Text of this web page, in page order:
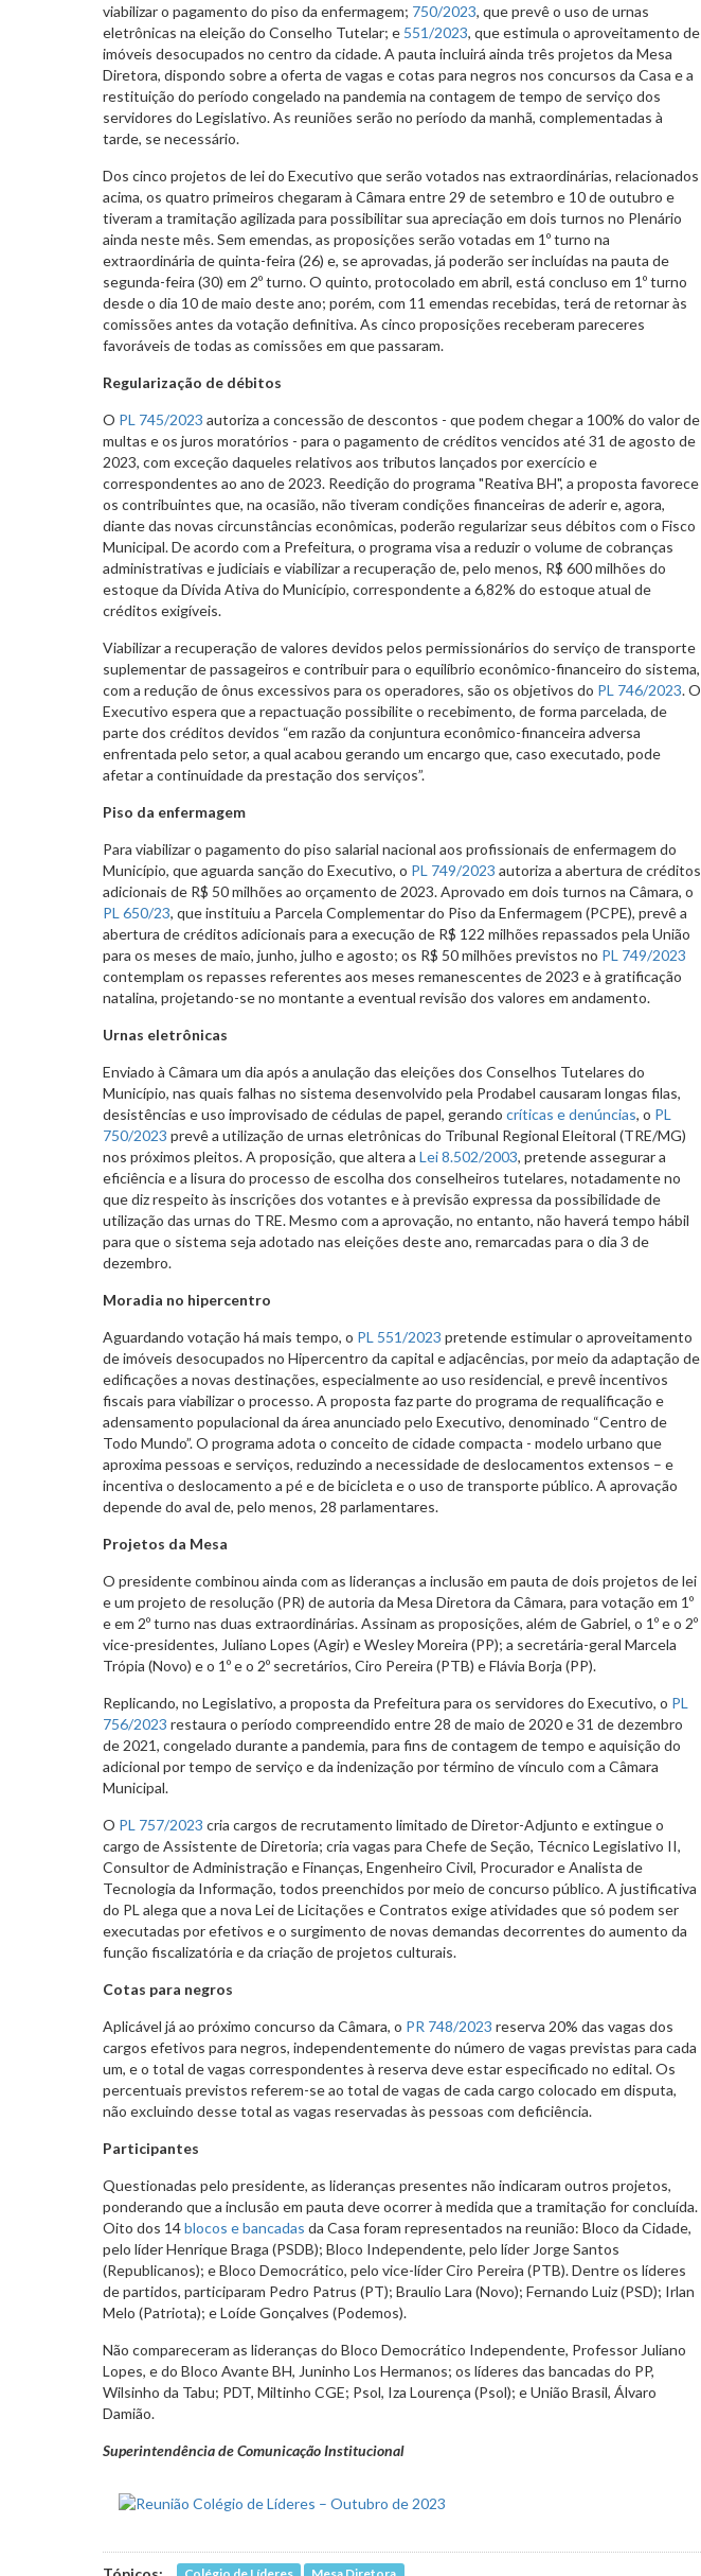
viabilizar o pagamento do piso da enfermagem; 750/2023, que prevê o uso de urnas
eletrônicas na eleição do Conselho Tutelar; e 551/2023, que estimula o aproveitamento de
imóveis desocupados no centro da cidade. A pauta incluirá ainda três projetos da Mesa
Diretora, dispondo sobre a oferta de vagas e cotas para negros nos concursos da Casa e a
restituição do período congelado na pandemia na contagem de tempo de serviço dos
servidores do Legislativo. As reuniões serão no período da manhã, complementadas à
tarde, se necessário.
Dos cinco projetos de lei do Executivo que serão votados nas extraordinárias, relacionados
acima, os quatro primeiros chegaram à Câmara entre 29 de setembro e 10 de outubro e
tiveram a tramitação agilizada para possibilitar sua apreciação em dois turnos no Plenário
ainda neste mês. Sem emendas, as proposições serão votadas em 1º turno na
extraordinária de quinta-feira (26) e, se aprovadas, já poderão ser incluídas na pauta de
segunda-feira (30) em 2º turno. O quinto, protocolado em abril, está concluso em 1º turno
desde o dia 10 de maio deste ano; porém, com 11 emendas recebidas, terá de retornar às
comissões antes da votação definitiva. As cinco proposições receberam pareceres
favoráveis de todas as comissões em que passaram.
Regularização de débitos
O PL 745/2023 autoriza a concessão de descontos - que podem chegar a 100% do valor de
multas e os juros moratórios - para o pagamento de créditos vencidos até 31 de agosto de
2023, com exceção daqueles relativos aos tributos lançados por exercício e
correspondentes ao ano de 2023. Reedição do programa "Reativa BH", a proposta favorece
os contribuintes que, na ocasião, não tiveram condições financeiras de aderir e, agora,
diante das novas circunstâncias econômicas, poderão regularizar seus débitos com o Fisco
Municipal. De acordo com a Prefeitura, o programa visa a reduzir o volume de cobranças
administrativas e judiciais e viabilizar a recuperação de, pelo menos, R$ 600 milhões do
estoque da Dívida Ativa do Município, correspondente a 6,82% do estoque atual de
créditos exigíveis.
Viabilizar a recuperação de valores devidos pelos permissionários do serviço de transporte
suplementar de passageiros e contribuir para o equilíbrio econômico-financeiro do sistema,
com a redução de ônus excessivos para os operadores, são os objetivos do PL 746/2023. O
Executivo espera que a repactuação possibilite o recebimento, de forma parcelada, de
parte dos créditos devidos “em razão da conjuntura econômico-financeira adversa
enfrentada pelo setor, a qual acabou gerando um encargo que, caso executado, pode
afetar a continuidade da prestação dos serviços”.
Piso da enfermagem
Para viabilizar o pagamento do piso salarial nacional aos profissionais de enfermagem do
Município, que aguarda sanção do Executivo, o PL 749/2023 autoriza a abertura de créditos
adicionais de R$ 50 milhões ao orçamento de 2023. Aprovado em dois turnos na Câmara, o
PL 650/23, que instituiu a Parcela Complementar do Piso da Enfermagem (PCPE), prevê a
abertura de créditos adicionais para a execução de R$ 122 milhões repassados pela União
para os meses de maio, junho, julho e agosto; os R$ 50 milhões previstos no PL 749/2023
contemplam os repasses referentes aos meses remanescentes de 2023 e à gratificação
natalina, projetando-se no montante a eventual revisão dos valores em andamento.
Urnas eletrônicas
Enviado à Câmara um dia após a anulação das eleições dos Conselhos Tutelares do
Município, nas quais falhas no sistema desenvolvido pela Prodabel causaram longas filas,
desistências e uso improvisado de cédulas de papel, gerando críticas e denúncias, o PL
750/2023 prevê a utilização de urnas eletrônicas do Tribunal Regional Eleitoral (TRE/MG)
nos próximos pleitos. A proposição, que altera a Lei 8.502/2003, pretende assegurar a
eficiência e a lisura do processo de escolha dos conselheiros tutelares, notadamente no
que diz respeito às inscrições dos votantes e à previsão expressa da possibilidade de
utilização das urnas do TRE. Mesmo com a aprovação, no entanto, não haverá tempo hábil
para que o sistema seja adotado nas eleições deste ano, remarcadas para o dia 3 de
dezembro.
Moradia no hipercentro
Aguardando votação há mais tempo, o PL 551/2023 pretende estimular o aproveitamento
de imóveis desocupados no Hipercentro da capital e adjacências, por meio da adaptação de
edificações a novas destinações, especialmente ao uso residencial, e prevê incentivos
fiscais para viabilizar o processo. A proposta faz parte do programa de requalificação e
adensamento populacional da área anunciado pelo Executivo, denominado “Centro de
Todo Mundo”. O programa adota o conceito de cidade compacta - modelo urbano que
aproxima pessoas e serviços, reduzindo a necessidade de deslocamentos extensos – e
incentiva o deslocamento a pé e de bicicleta e o uso de transporte público. A aprovação
depende do aval de, pelo menos, 28 parlamentares.
Projetos da Mesa
O presidente combinou ainda com as lideranças a inclusão em pauta de dois projetos de lei
e um projeto de resolução (PR) de autoria da Mesa Diretora da Câmara, para votação em 1º
e em 2º turno nas duas extraordinárias. Assinam as proposições, além de Gabriel, o 1º e o 2º
vice-presidentes, Juliano Lopes (Agir) e Wesley Moreira (PP); a secretária-geral Marcela
Trópia (Novo) e o 1º e o 2º secretários, Ciro Pereira (PTB) e Flávia Borja (PP).
Replicando, no Legislativo, a proposta da Prefeitura para os servidores do Executivo, o PL
756/2023 restaura o período compreendido entre 28 de maio de 2020 e 31 de dezembro
de 2021, congelado durante a pandemia, para fins de contagem de tempo e aquisição do
adicional por tempo de serviço e da indenização por término de vínculo com a Câmara
Municipal.
O PL 757/2023 cria cargos de recrutamento limitado de Diretor-Adjunto e extingue o
cargo de Assistente de Diretoria; cria vagas para Chefe de Seção, Técnico Legislativo II,
Consultor de Administração e Finanças, Engenheiro Civil, Procurador e Analista de
Tecnologia da Informação, todos preenchidos por meio de concurso público. A justificativa
do PL alega que a nova Lei de Licitações e Contratos exige atividades que só podem ser
executadas por efetivos e o surgimento de novas demandas decorrentes do aumento da
função fiscalizatória e da criação de projetos culturais.
Cotas para negros
Aplicável já ao próximo concurso da Câmara, o PR 748/2023 reserva 20% das vagas dos
cargos efetivos para negros, independentemente do número de vagas previstas para cada
um, e o total de vagas correspondentes à reserva deve estar especificado no edital. Os
percentuais previstos referem-se ao total de vagas de cada cargo colocado em disputa,
não excluindo desse total as vagas reservadas às pessoas com deficiência.
Participantes
Questionadas pelo presidente, as lideranças presentes não indicaram outros projetos,
ponderando que a inclusão em pauta deve ocorrer à medida que a tramitação for concluída.
Oito dos 14blocos e bancadas da Casa foram representados na reunião: Bloco da Cidade,
pelo líder Henrique Braga (PSDB); Bloco Independente, pelo líder Jorge Santos
(Republicanos); e Bloco Democrático, pelo vice-líder Ciro Pereira (PTB). Dentre os líderes
de partidos, participaram Pedro Patrus (PT); Braulio Lara (Novo); Fernando Luiz (PSD); Irlan
Melo (Patriota); e Loíde Gonçalves (Podemos).
Não compareceram as lideranças do Bloco Democrático Independente, Professor Juliano
Lopes, e do Bloco Avante BH, Juninho Los Hermanos; os líderes das bancadas do PP,
Wilsinho da Tabu; PDT, Miltinho CGE; Psol, Iza Lourença (Psol); e União Brasil, Álvaro
Damião.
Superintendência de Comunicação Institucional